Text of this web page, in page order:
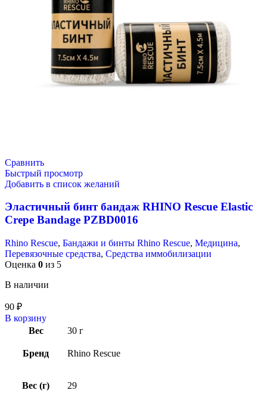
Сравнить
Быстрый просмотр
Добавить в список желаний
Эластичный бинт бандаж RHINO Rescue Elastic
Crepe Bandage PZBD0016
Rhino Rescue, Бандажи и бинты Rhino Rescue, Медицина,
Перевязочные средства, Средства иммобилизации
Оценка 0 из 5
В наличии
90 ₽
В корзину
Вес
30 г
Бренд Rhino Rescue
Вес (г) 29